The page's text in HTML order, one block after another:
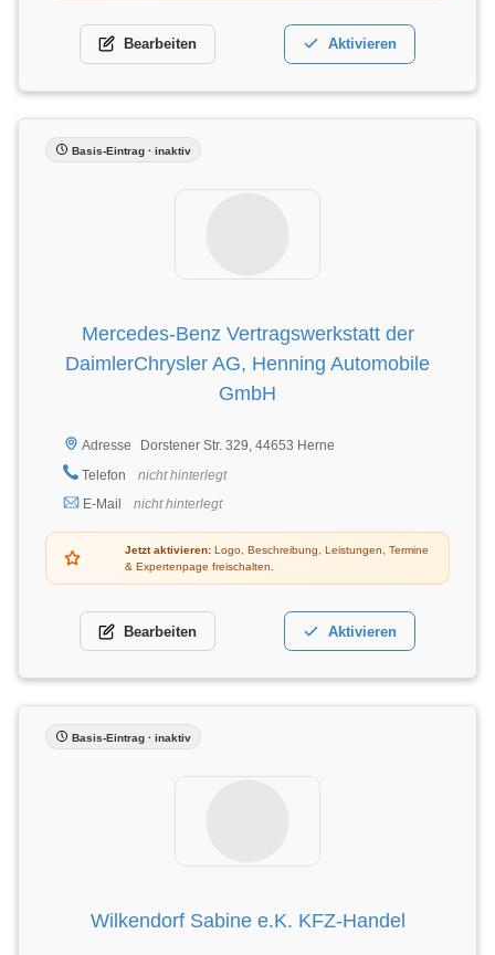
Bearbeiten Aktivieren
Basis-Eintrag · inaktiv
Mercedes-Benz Vertragswerkstatt der
DaimlerChrysler AG, Henning Automobile
GmbH
Adresse
Dorstener Str. 329, 44653 Herne
Telefon
nicht hinterlegt
E-Mail
nicht hinterlegt
Jetzt aktivieren: Logo, Beschreibung, Leistungen, Termine
& Expertenpage freischalten.
Bearbeiten Aktivieren
Basis-Eintrag · inaktiv
Wilkendorf Sabine e.K. KFZ-Handel